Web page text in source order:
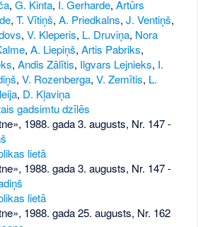
, G. Kinta, I. Gerharde, Artūrs
, T. Vītiņš, A. Priedkalns, J. Ventiņš,
, V. Kleperis, L. Druviņa, Nora
, A. Liepiņš, Artis Pabriks,
, Andis Zālītis, Ilgvars Lejnieks, I.
, V. Rozenberga, V. Zemītis, L.
, D. Kļaviņa
gadsimtu dzīlēs
1988. gada 3. augusts, Nr. 147-
lietā
1988. gada 3. augusts, Nr. 147-
lietā
1988. gada 25. augusts, Nr. 162